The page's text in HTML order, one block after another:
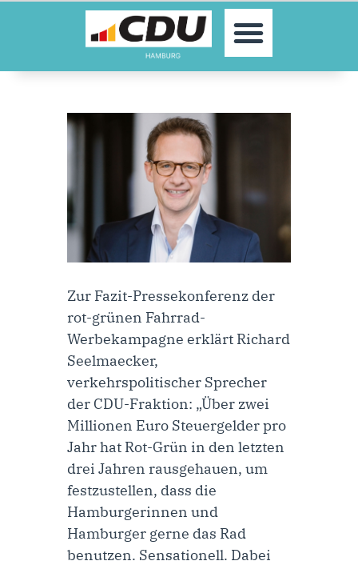
MOIN!
AKTUELLES
PARLAMENTE
KONTAKT
MITGLIED WERDEN!
Zur Fazit-Pressekonferenz der
rot-grünen Fahrrad-
Werbekampagne erklärt Richard
Seelmaecker,
verkehrspolitischer Sprecher
der CDU-Fraktion: „Über zwei
Millionen Euro Steuergelder pro
Jahr hat Rot-Grün in den letzten
drei Jahren rausgehauen, um
festzustellen, dass die
Hamburgerinnen und
Hamburger gerne das Rad
benutzen. Sensationell. Dabei